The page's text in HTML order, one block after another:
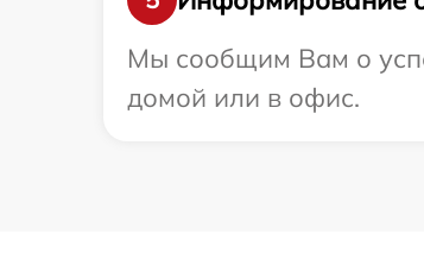
Мы сообщим Вам о
домой или в офис.